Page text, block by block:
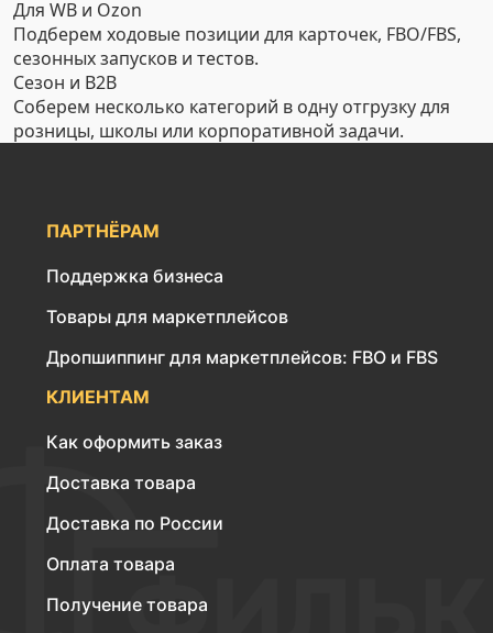
Для WB и Ozon
Подберем ходовые позиции для карточек, FBO/FBS,
сезонных запусков и тестов.
Сезон и B2B
Соберем несколько категорий в одну отгрузку для
розницы, школы или корпоративной задачи.
ПАРТНЁРАМ
Поддержка бизнеса
Товары для маркетплейсов
Дропшиппинг для маркетплейсов: FBO и FBS
КЛИЕНТАМ
Как оформить заказ
Доставка товара
Доставка по России
Оплата товара
Получение товара